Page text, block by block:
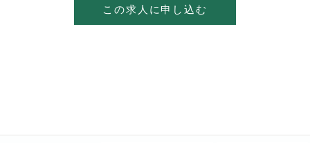
この求人に申し込む